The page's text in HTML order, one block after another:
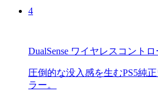
4
DualSense ワイヤレスコント
圧倒的な没入感を生むPS5純
ラー。